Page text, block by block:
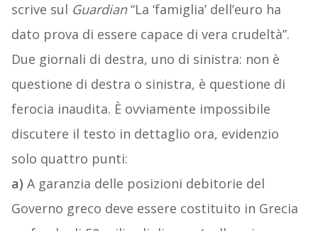
scrive sul Guardian“La ‘famiglia’ dell’euro ha
dato prova di essere capace di vera crudeltà”.
Due giornali di destra, uno di sinistra: non è
questione di destra o sinistra, è questione di
ferocia inaudita. È ovviamente impossibile
discutere il testo in dettaglio ora, evidenzio
solo quattro punti:
a) A garanzia delle posizioni debitorie del
Governo greco deve essere costituito in Grecia